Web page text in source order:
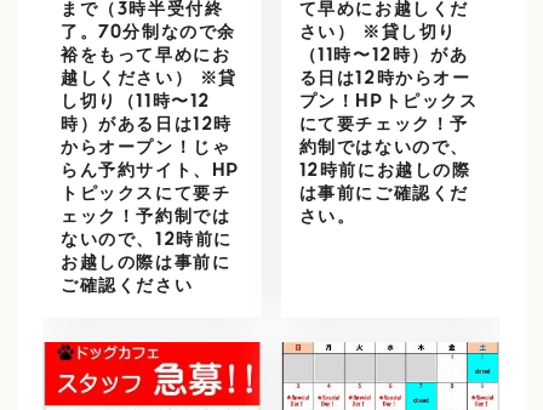
まで（3時半受付終
了。70分制なので余
裕をもって早めにお
越しください） ※貸
し切り（11時〜12
時）がある日は12時
からオープン！じゃ
らん予約サイト、HP
トピックスにて要チ
ェック！予約制では
ないので、12時前に
お越しの際は事前に
ご確認ください
て早めにお越しくだ
さい） ※貸し切り
（11時〜12時）があ
る日は12時からオー
プン！HPトピックス
にて要チェック！予
約制ではないので、
12時前にお越しの際
は事前にご確認くだ
さい。